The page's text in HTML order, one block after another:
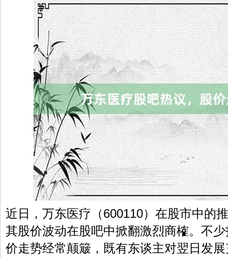
近日，万东医疗（600110）在股市中的
其股价波动在股吧中掀翻激烈商榷。不
价走势经常颠簸，既有东谈主对翌日发